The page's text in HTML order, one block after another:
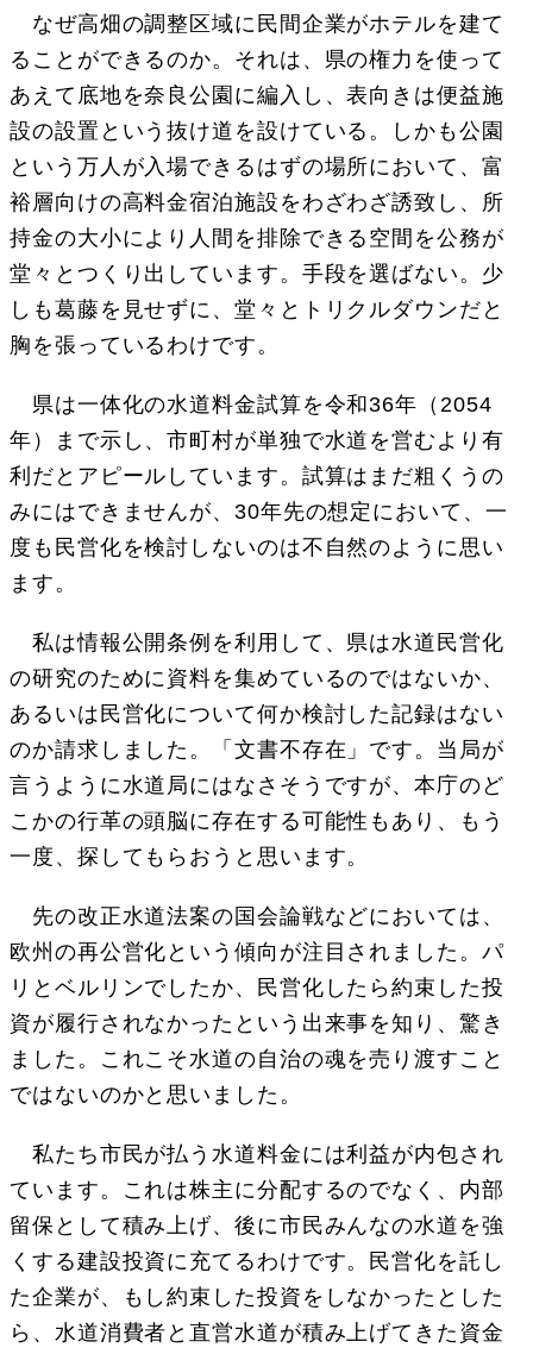
なぜ高畑の調整区域に民間企業がホテルを建て
ることができるのか。それは、県の権力を使って
あえて底地を奈良公園に編入し、表向きは便益施
設の設置という抜け道を設けている。しかも公園
という万人が入場できるはずの場所において、富
裕層向けの高料金宿泊施設をわざわざ誘致し、所
持金の大小により人間を排除できる空間を公務が
堂々とつくり出しています。手段を選ばない。少
しも葛藤を見せずに、堂々とトリクルダウンだと
胸を張っているわけです。
県は一体化の水道料金試算を令和36年（2054
年）まで示し、市町村が単独で水道を営むより有
利だとアピールしています。試算はまだ粗くうの
みにはできませんが、30年先の想定において、一
度も民営化を検討しないのは不自然のように思い
ます。
私は情報公開条例を利用して、県は水道民営化
の研究のために資料を集めているのではないか、
あるいは民営化について何か検討した記録はない
のか請求しました。「文書不存在」です。当局が
言うように水道局にはなさそうですが、本庁のど
こかの行革の頭脳に存在する可能性もあり、もう
一度、探してもらおうと思います。
先の改正水道法案の国会論戦などにおいては、
欧州の再公営化という傾向が注目されました。パ
リとベルリンでしたか、民営化したら約束した投
資が履行されなかったという出来事を知り、驚き
ました。これこそ水道の自治の魂を売り渡すこと
ではないのかと思いました。
私たち市民が払う水道料金には利益が内包され
ています。これは株主に分配するのでなく、内部
留保として積み上げ、後に市民みんなの水道を強
くする建設投資に充てるわけです。民営化を託し
た企業が、もし約束した投資をしなかったとした
ら、水道消費者と直営水道が積み上げてきた資金